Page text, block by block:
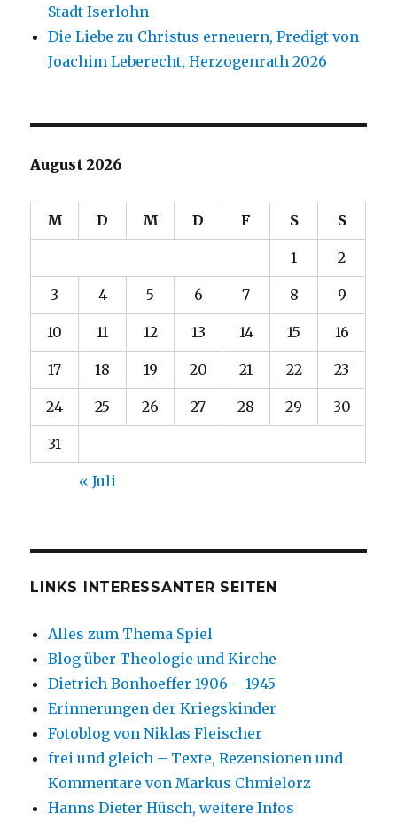
Stadt Iserlohn
Die Liebe zu Christus erneuern, Predigt von
Joachim Leberecht, Herzogenrath 2026
August 2026
M D M D F S S
1 2
3 4 5 6 7 8 9
10 11 12 13 14 15 16
17 18 19 20 21 22 23
24 25 26 27 28 29 30
31
« Juli
LINKS INTERESSANTER SEITEN
Alles zum Thema Spiel
Blog über Theologie und Kirche
Dietrich Bonhoeffer 1906 – 1945
Erinnerungen der Kriegskinder
Fotoblog von Niklas Fleischer
frei und gleich – Texte, Rezensionen und
Kommentare von Markus Chmielorz
Hanns Dieter Hüsch, weitere Infos